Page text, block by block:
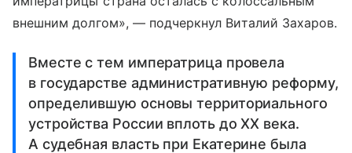
внешним долгом», — подчеркнул Виталий Захаров.
Вместе с тем императрица провела
в государстве административную реформу,
определившую основы территориального
устройства России вплоть до ХХ века.
А судебная власть при Екатерине была